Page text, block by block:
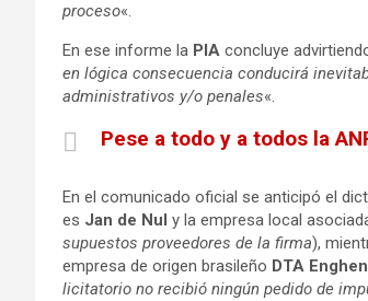
proceso«.
En ese informe la PIA concluye
en lógica consecuencia conducirá
administrativos y/o penales«.
Pese a todo y a todos la
En el comunicado oficial se anticipó el
es Jan de Nul y la empresa local
supuestos proveedores de la firma),
empresa de origen brasileño DTA
licitatorio no recibió ningún pedido de